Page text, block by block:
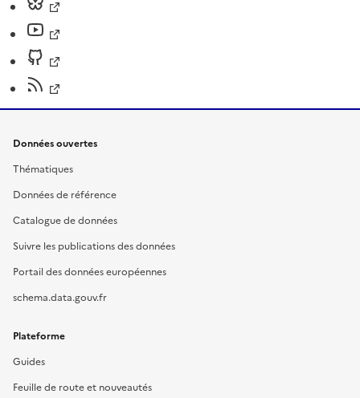
Données ouvertes
Thématiques
Données de référence
Catalogue de données
Suivre les publications des données
Portail des données européennes
schema.data.gouv.fr
Plateforme
Guides
Feuille de route et nouveautés